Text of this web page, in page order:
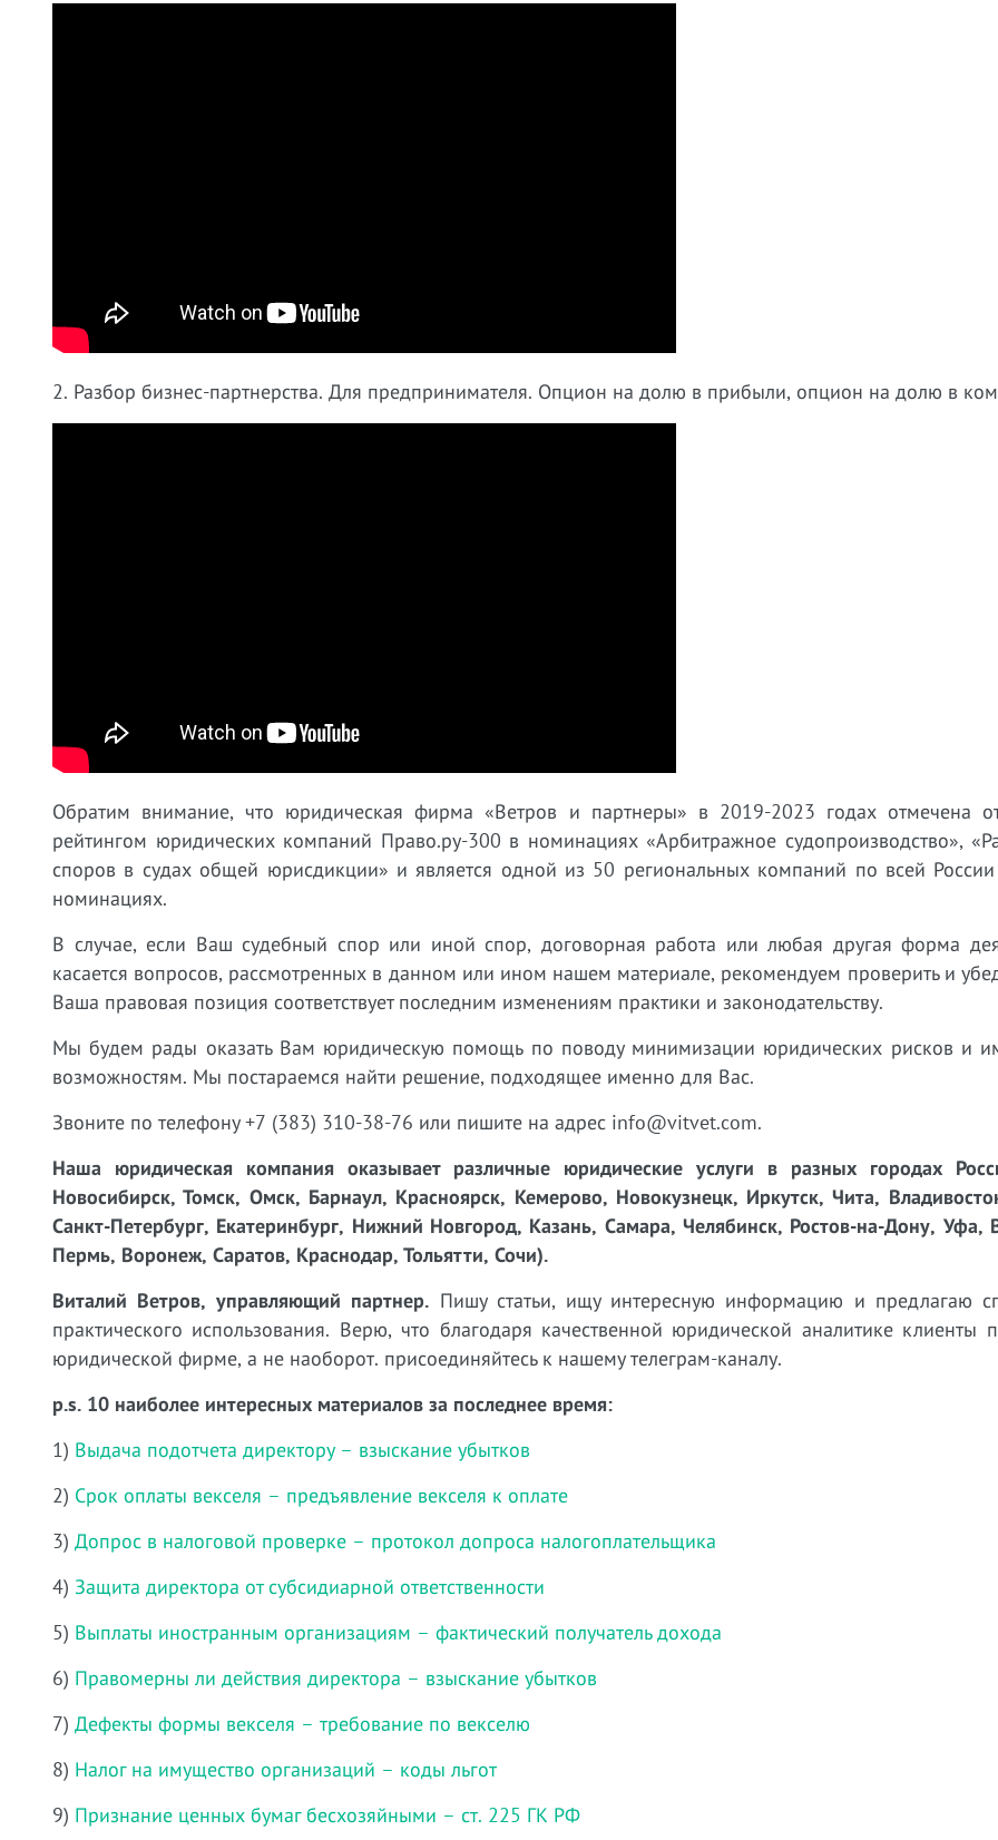
2. Разбор бизнес-партнерства. Для предпринимателя. Опцион на долю в прибыли, опцион на долю в
Обратим внимание, что юридическая фирма «Ветров и партнеры» в 2019-2023 годах отмечена
рейтингом юридических компаний Право.ру-300 в номинациях «Арбитражное судопроизводство»,
споров в судах общей юрисдикции» и является одной из 50 региональных компаний по всей
номинациях.
В случае, если Ваш судебный спор или иной спор, договорная работа или любая другая форма
касается вопросов, рассмотренных в данном или ином нашем материале, рекомендуем проверить и
Ваша правовая позиция соответствует последним изменениям практики и законодательству.
Мы будем рады оказать Вам юридическую помощь по поводу минимизации юридических рисков и
возможностям. Мы постараемся найти решение, подходящее именно для Вас.
Звоните по телефону +7 (383) 310-38-76 или пишите на адрес info@vitvet.com.
Наша юридическая компания оказывает различные юридические услуги в разных городах
Новосибирск, Томск, Омск, Барнаул, Красноярск, Кемерово, Новокузнецк, Иркутск, Чита,
Санкт-Петербург, Екатеринбург, Нижний Новгород, Казань, Самара, Челябинск, Ростов-на-Дону, Уфа,
Пермь, Воронеж, Саратов, Краснодар, Тольятти, Сочи).
Виталий Ветров, управляющий партнер. Пишу статьи, ищу интересную информацию и предлагаю
практического использования. Верю, что благодаря качественной юридической аналитике клиенты
юридической фирме, а не наоборот. присоединяйтесь к нашему телеграм-каналу.
p.s. 10 наиболее интересных материалов за последнее время:
1) Выдача подотчета директору – взыскание убытков
2) Срок оплаты векселя – предъявление векселя к оплате
3) Допрос в налоговой проверке – протокол допроса налогоплательщика
4) Защита директора от субсидиарной ответственности
5) Выплаты иностранным организациям – фактический получатель дохода
6) Правомерны ли действия директора – взыскание убытков
7) Дефекты формы векселя – требование по векселю
8) Налог на имущество организаций – коды льгот
9) Признание ценных бумаг бесхозяйными – ст. 225 ГК РФ